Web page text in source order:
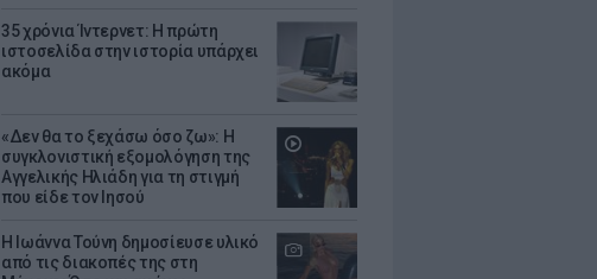
35 χρόνια Ίντερνετ: Η πρώτη
ιστοσελίδα στην ιστορία υπάρχει
ακόμα
«Δεν θα το ξεχάσω όσο ζω»: Η
συγκλονιστική εξομολόγηση της
Αγγελικής Ηλιάδη για τη στιγμή
που είδε τον Ιησού
Η Ιωάννα Τούνη δημοσίευσε υλικό
από τις διακοπές της στη